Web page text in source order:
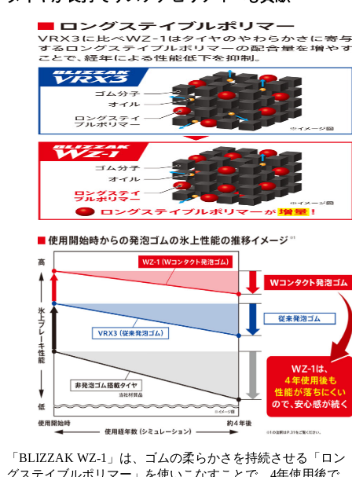
「BLIZZAK WZ-1」は、ゴムの柔らかさを持続させる「ロン
グステイブルポリマー」を使いこなすことで、4年使用後で